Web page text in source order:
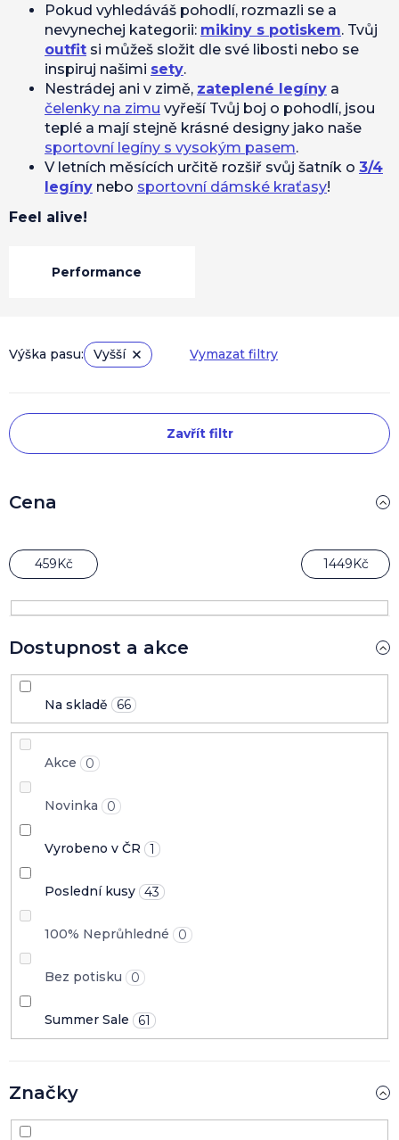
Pokud vyhledáváš pohodlí, rozmazli se a
nevynechej kategorii: mikiny s potiskem. Tvůj
outfit si můžeš složit dle své libosti nebo se
inspiruj našimi sety.
Nestrádej ani v zimě, zateplené legíny a
čelenky na zimu vyřeší Tvůj boj o pohodlí, jsou
teplé a mají stejně krásné designy jako naše
sportovní legíny s vysokým pasem.
V letních měsících určitě rozšiř svůj šatník o 3/4
legíny nebo sportovní dámské kraťasy!
Feel alive!
Performance
Výška pasu: Vyšší Vymazat filtry
Zavřít filtr
Cena
459Kč 1449Kč
Dostupnost a akce
Na skladě 66
Akce 0
Novinka 0
Vyrobeno v ČR 1
Poslední kusy 43
100% Neprůhledné 0
Bez potisku 0
Summer Sale 61
Značky
V
ý
s
o
d
u
k
t
ů